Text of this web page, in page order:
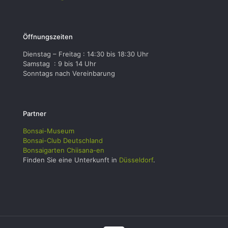
Öffnungszeiten
Dienstag – Freitag : 14:30 bis 18:30 Uhr
Samstag : 9 bis 14 Uhr
Sonntags nach Vereinbarung
Partner
Bonsai-Museum
Bonsai-Club Deutschland
Bonsaigarten Chiisana-en
Finden Sie eine Unterkunft in Düsseldorf.